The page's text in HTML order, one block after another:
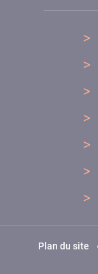
Plan du site